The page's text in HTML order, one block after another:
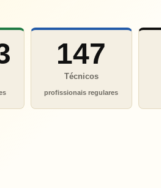
147
Técnicos
profissionais regulares